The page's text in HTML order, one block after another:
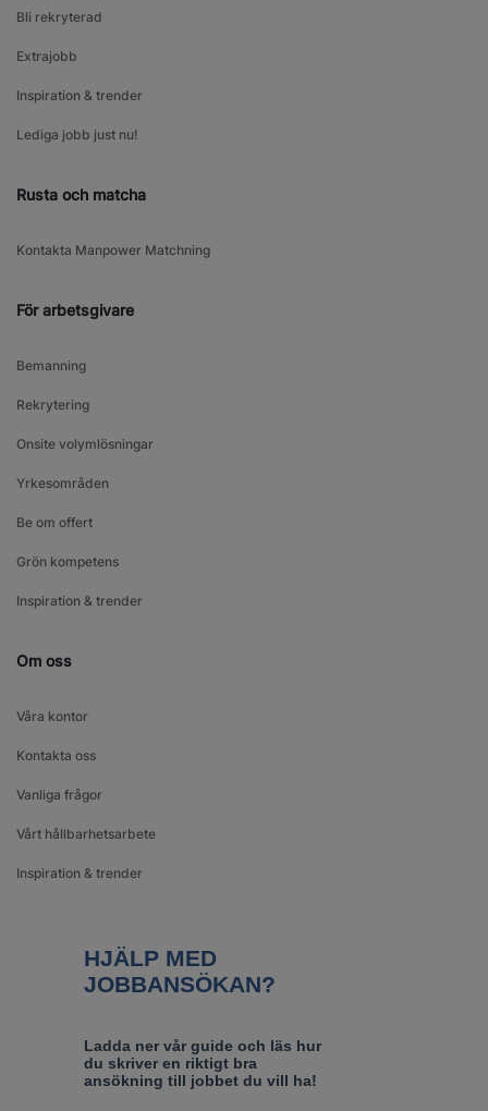
Bli rekryterad
Extrajobb
Inspiration & trender
Lediga jobb just nu!
Rusta och matcha
Kontakta Manpower Matchning
För arbetsgivare
Bemanning
Rekrytering
Onsite volymlösningar
Yrkesområden
Be om offert
Grön kompetens
Inspiration & trender
Om oss
Våra kontor
Kontakta oss
Vanliga frågor
Vårt hållbarhetsarbete
Inspiration & trender